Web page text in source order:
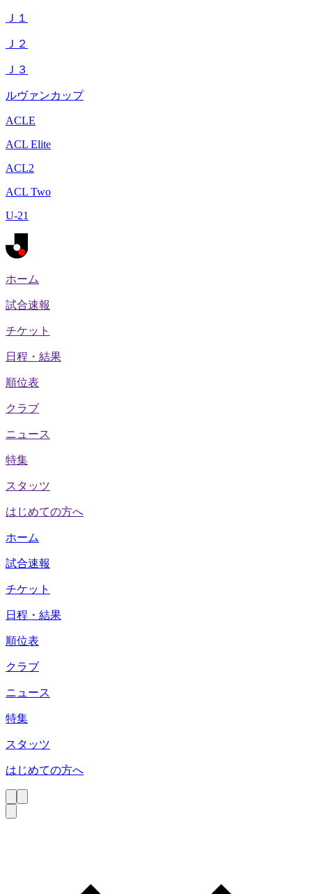
Ｊ１
Ｊ２
Ｊ３
ルヴァンカップ
ACLE
ACL Elite
ACL2
ACL Two
U-21
ホーム
試合速報
チケット
日程・結果
順位表
クラブ
ニュース
特集
スタッツ
はじめての方へ
ホーム
試合速報
チケット
日程・結果
順位表
クラブ
ニュース
特集
スタッツ
はじめての方へ